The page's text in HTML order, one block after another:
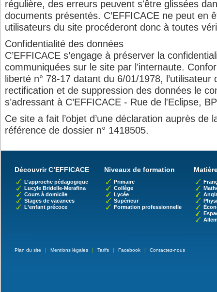
régulière, des erreurs peuvent s'être glissées
documents présentés. C’EFFICACE ne peut en
utilisateurs du site procéderont donc à toutes
Confidentialité des données
C’EFFICACE s’engage à préserver la
communiquées sur le site par l’internaute.
liberté n° 78-17 datant du 6/01/1978,
rectification et de suppression des données le
s’adressant à C’EFFICACE - Rue de l'Eclipse,
Ce site a fait l’objet d’une déclaration auprès
référence de dossier n° 1418505.
Découvrir C’EFFICACE
L’approche pédagogique
Lucyle Bridelle-Merafina
Cours à domicile
Stages de vacances
L'enfant précoce
Niveaux de formation
Primaire
Collège
Lycée
Supérieur
Formation professionnelle
Plan du site | Mentions légales | Tarifs | Facebook | Contactez-nous